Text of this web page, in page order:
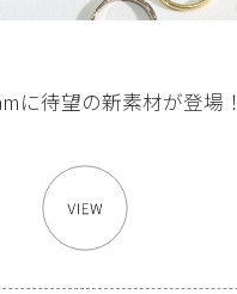
に待望の新素材が登場！